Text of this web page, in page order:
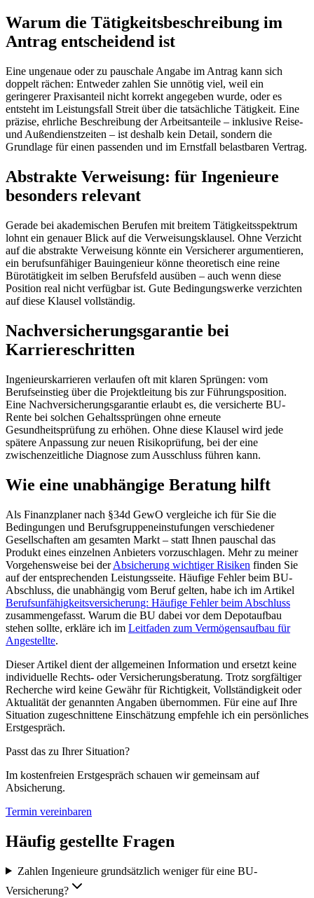
Warum die Tätigkeitsbeschreibung im
Antrag entscheidend ist
Eine ungenaue oder zu pauschale Angabe im Antrag kann sich
doppelt rächen: Entweder zahlen Sie unnötig viel, weil ein
geringerer Praxisanteil nicht korrekt angegeben wurde, oder es
entsteht im Leistungsfall Streit über die tatsächliche Tätigkeit. Eine
präzise, ehrliche Beschreibung der Arbeitsanteile – inklusive Reise-
und Außendienstzeiten – ist deshalb kein Detail, sondern die
Grundlage für einen passenden und im Ernstfall belastbaren Vertrag.
Abstrakte Verweisung: für Ingenieure
besonders relevant
Gerade bei akademischen Berufen mit breitem Tätigkeitsspektrum
lohnt ein genauer Blick auf die Verweisungsklausel. Ohne Verzicht
auf die abstrakte Verweisung könnte ein Versicherer argumentieren,
ein berufsunfähiger Bauingenieur könne theoretisch eine reine
Bürotätigkeit im selben Berufsfeld ausüben – auch wenn diese
Position real nicht verfügbar ist. Gute Bedingungswerke verzichten
auf diese Klausel vollständig.
Nachversicherungsgarantie bei
Karriereschritten
Ingenieurskarrieren verlaufen oft mit klaren Sprüngen: vom
Berufseinstieg über die Projektleitung bis zur Führungsposition.
Eine Nachversicherungsgarantie erlaubt es, die versicherte BU-
Rente bei solchen Gehaltssprüngen ohne erneute
Gesundheitsprüfung zu erhöhen. Ohne diese Klausel wird jede
spätere Anpassung zur neuen Risikoprüfung, bei der eine
zwischenzeitliche Diagnose zum Ausschluss führen kann.
Wie eine unabhängige Beratung hilft
Als Finanzplaner nach §34d GewO vergleiche ich für Sie die
Bedingungen und Berufsgruppeneinstufungen verschiedener
Gesellschaften am gesamten Markt – statt Ihnen pauschal das
Produkt eines einzelnen Anbieters vorzuschlagen. Mehr zu meiner
Vorgehensweise bei der Absicherung wichtiger Risiken finden Sie
auf der entsprechenden Leistungsseite. Häufige Fehler beim BU-
Abschluss, die unabhängig vom Beruf gelten, habe ich im Artikel
Berufsunfähigkeitsversicherung: Häufige Fehler beim Abschluss
zusammengefasst. Warum die BU dabei vor dem Depotaufbau
stehen sollte, erkläre ich im Leitfaden zum Vermögensaufbau für
Angestellte.
Dieser Artikel dient der allgemeinen Information und ersetzt keine
individuelle Rechts- oder Versicherungsberatung. Trotz sorgfältiger
Recherche wird keine Gewähr für Richtigkeit, Vollständigkeit oder
Aktualität der genannten Angaben übernommen. Für eine auf Ihre
Situation zugeschnittene Einschätzung empfehle ich ein persönliches
Erstgespräch.
Passt das zu Ihrer Situation?
Im kostenfreien Erstgespräch schauen wir gemeinsam auf
Absicherung.
Termin vereinbaren
Häufig gestellte Fragen
Zahlen Ingenieure grundsätzlich weniger für eine BU-
Versicherung?